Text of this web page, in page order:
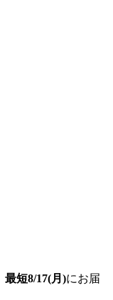
最短8/17(月)にお届